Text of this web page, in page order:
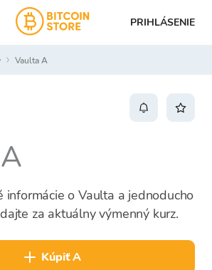
PRIHLÁSENIE
Vaulta A
A
o Vaulta a jednoducho
za aktuálny výmenný kurz.
kúpiť A